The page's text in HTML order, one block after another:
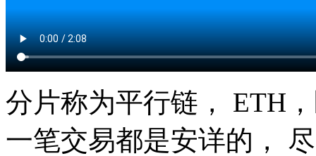
分片称为平行链， ETH
一笔交易都是安详的，